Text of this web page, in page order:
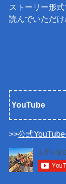
ストーリー形
読んでいただけ
YouTube
>>公式